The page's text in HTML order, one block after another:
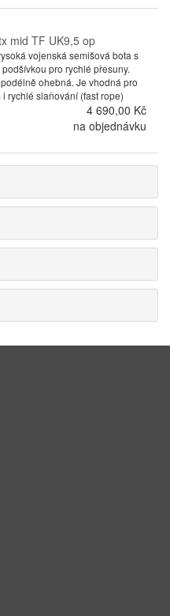
mid TF UK9,5 op
vojenská semišová bota s
pro rychlé přesuny.
ohebná. Je vhodná pro
rychlé slaňování (fast rope)
4 690,00 Kč
na objednávku